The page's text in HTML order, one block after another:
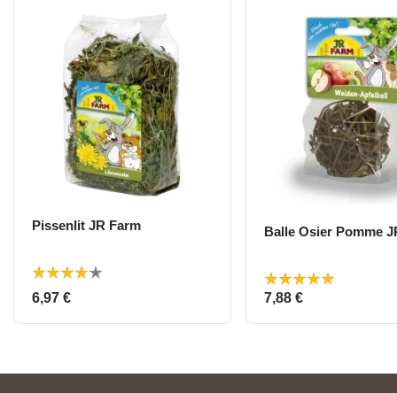
Pissenlit JR Farm
Prix
6,97 €
Balle Osier Pomme
Prix
7,88 €